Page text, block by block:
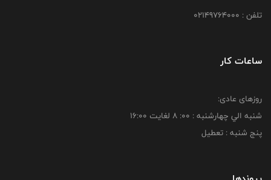
تلفن : 02149764000
ساعات کار
روزهای عادی:
شنبه الي چهارشنبه : 00: 8 لغايت 16:00
پنج شنبه : تعطیل